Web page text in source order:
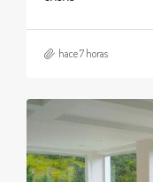
hace 7 horas